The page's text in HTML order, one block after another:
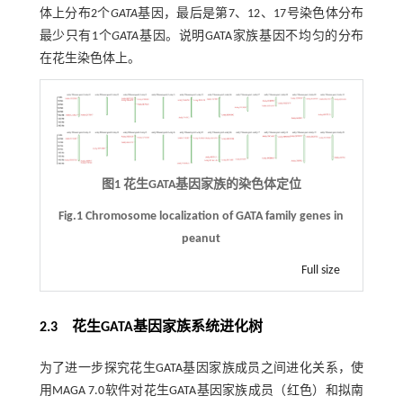
体上分布2个GATA基因，最后是第7、12、17号染色体分布
最少只有1个GATA基因。说明GATA家族基因不均匀的分布
在花生染色体上。
图1 花生GATA基因家族的染色体定位
Fig.1 Chromosome localization of GATA family genes in
peanut
Full size
2.3 花生GATA基因家族系统进化树
为了进一步探究花生GATA基因家族成员之间进化关系，使
用MAGA 7.0软件对花生GATA基因家族成员（红色）和拟南